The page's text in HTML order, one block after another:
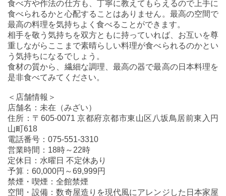
食べ方や作法の仕方も、丁寧に教えてもらえるので上手に
食べられるかと心配することはありません。最高の空間で
最高の料理を気持ちよく食べることができます。
相手を敬う気持ちを双方ともに持っていれば、お互いを尊
重しながらここまで素晴らしい料理が食べられるのかとい
う気持ちになるでしょう。
食材の質から、繊細な調理、最高の器で最高の日本料理を
是非食べてみてください。
＜店舗情報＞
店舗名：未在（みざい）
住所：〒605-0071 京都府京都市東山区八坂鳥居前東入円
山町618
電話番号：075-551-3310
営業時間：18時～22時
定休日：水曜日 不定休あり
予算：60,000円～69,999円
禁煙・喫煙：全館禁煙
空間・設備：数奇屋造りを現代風にアレンジした日本家屋